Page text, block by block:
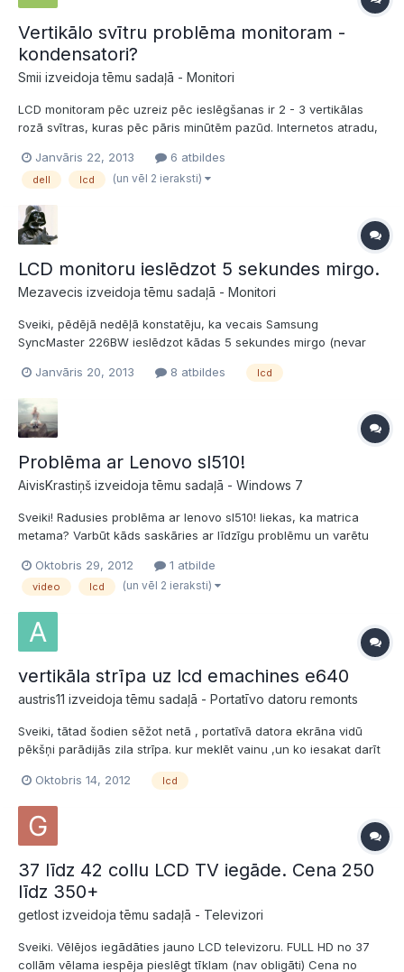
Vertikālo svītru problēma monitoram -
kondensatori?
Smii izveidoja tēmu sadaļā - Monitori
LCD monitoram pēc uzreiz pēc ieslēgšanas ir 2 - 3 vertikālas
rozā svītras, kuras pēc pāris minūtēm pazūd. Internetos atradu,
attiecīgi bez uzsilšanas nespēj iedot vajadzīgo lādiņu. Jautājums
- ko darīt tālāk - samierināties, v...
Janvāris 22, 2013 6 atbildes
dell lcd (un vēl 2 ieraksti)
LCD monitoru ieslēdzot 5 sekundes mirgo.
Mezavecis izveidoja tēmu sadaļā - Monitori
Sveiki, pēdējā nedēļā konstatēju, ka vecais Samsung
SyncMaster 226BW ieslēdzot kādas 5 sekundes mirgo (nevar
un bildi rāda normāli kaut visu dienu. Tā notiek gan atgriežoties
no miega režīma, bet arī ieslēdzot monitoru. Interesanti, k...
Janvāris 20, 2013 8 atbildes lcd
Problēma ar Lenovo sl510!
AivisKrastiņš izveidoja tēmu sadaļā - Windows 7
Sveiki! Radusies problēma ar lenovo sl510! liekas, ka matrica
metama? Varbūt kāds saskāries ar līdzīgu problēmu un varētu
Pieslēdzu monitoru, attēlu nekropļo, izmetu videokartes draiveri,
nelīdz! Secinājums laikam tikai...
Oktobris 29, 2012 1 atbilde
video lcd (un vēl 2 ieraksti)
vertikāla strīpa uz lcd emachines e640
austris11 izveidoja tēmu sadaļā - Portatīvo datoru remonts
Sveiki, tātad šodien sēžot netā , portatīvā datora ekrāna vidū
pēkšņi parādijās zila strīpa. kur meklēt vainu ,un ko iesakat darīt
Oktobris 14, 2012
lcd
37 līdz 42 collu LCD TV iegāde. Cena 250
līdz 350+
getlost izveidoja tēmu sadaļā - Televizori
Sveiki. Vēlējos iegādāties jauno LCD televizoru. FULL HD no 37
collām vēlama iespēja pieslēgt tīklam (nav obligāti) Cena no